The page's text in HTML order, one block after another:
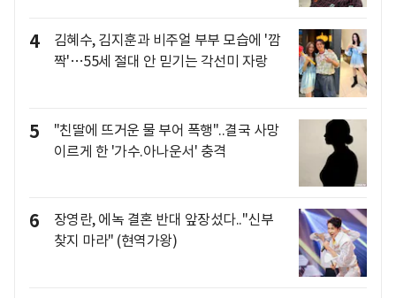
4
김혜수, 김지훈과 비주얼 부부 모습에 '깜
짝'…55세 절대 안 믿기는 각선미 자랑
5
"친딸에 뜨거운 물 부어 폭행"..결국 사망
이르게 한 '가수.아나운서' 충격
6
장영란, 에녹 결혼 반대 앞장섰다.."신부
찾지 마라" (현역가왕)